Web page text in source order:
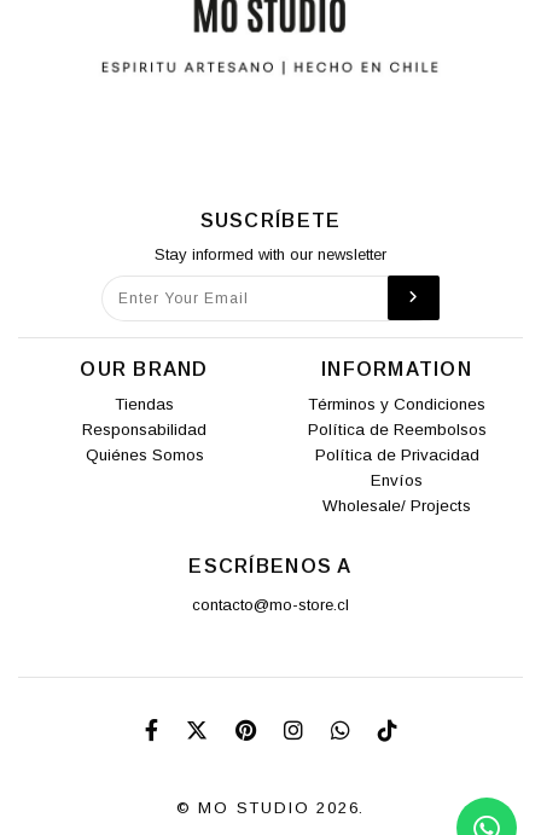
SUSCRÍBETE
Stay informed with our newsletter
OUR BRAND
Tiendas
Responsabilidad
Quiénes Somos
INFORMATION
Términos y Condiciones
Política de Reembolsos
Política de Privacidad
Envíos
Wholesale/ Projects
ESCRÍBENOS A
contacto@mo-store.cl
© MO STUDIO 2026.